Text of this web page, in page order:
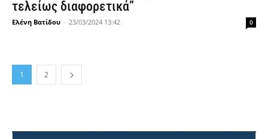
τελείως διαφορετικά”
Ελένη Βατίδου - 23/03/2024 13:42 0
1 2